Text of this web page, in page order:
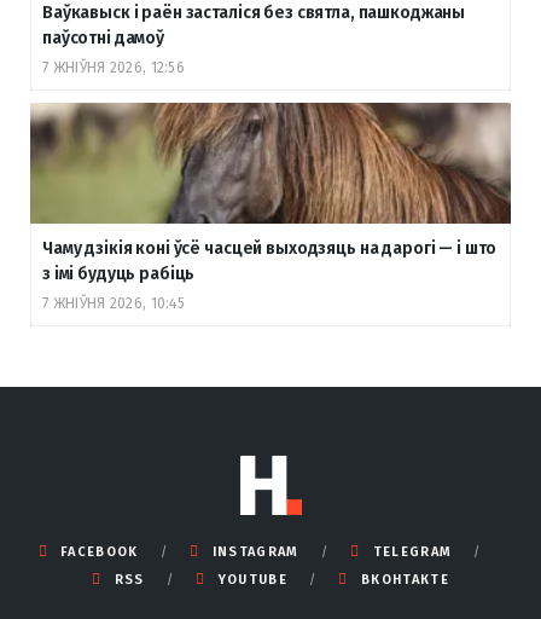
Ваўкавыск і раён засталіся без святла, пашкоджаны
паўсотні дамоў
7 ЖНІЎНЯ 2026, 12:56
Чаму дзікія коні ўсё часцей выходзяць на дарогі — і што
з імі будуць рабіць
7 ЖНІЎНЯ 2026, 10:45
FACEBOOK INSTAGRAM
TELEGRAM
RSS
YOUTUBE ВКОНТАКТЕ